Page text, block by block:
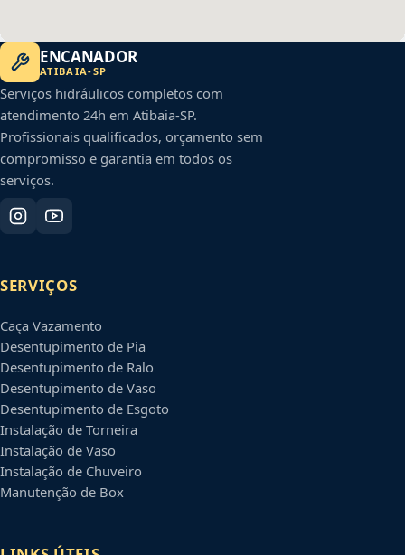
ENCANADOR
ATIBAIA-SP
Serviços hidráulicos completos com
atendimento 24h em Atibaia-SP.
Profissionais qualificados, orçamento sem
compromisso e garantia em todos os
serviços.
SERVIÇOS
Caça Vazamento
Desentupimento de Pia
Desentupimento de Ralo
Desentupimento de Vaso
Desentupimento de Esgoto
Instalação de Torneira
Instalação de Vaso
Instalação de Chuveiro
Manutenção de Box